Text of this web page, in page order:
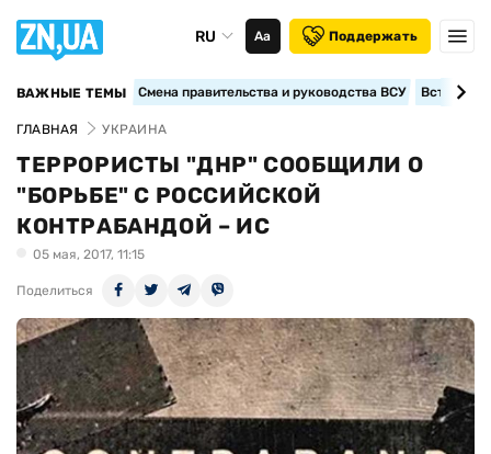
RU Аа Поддержать
ВАЖНЫЕ ТЕМЫ Смена правительства и руководства ВСУ
ГЛАВНАЯ УКРАИНА
ТЕРРОРИСТЫ "ДНР" СООБЩИЛИ О
"БОРЬБЕ" С РОССИЙСКОЙ
КОНТРАБАНДОЙ – ИС
05 мая, 2017, 11:15
Поделиться